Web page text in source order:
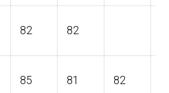
82 82
85 81 82